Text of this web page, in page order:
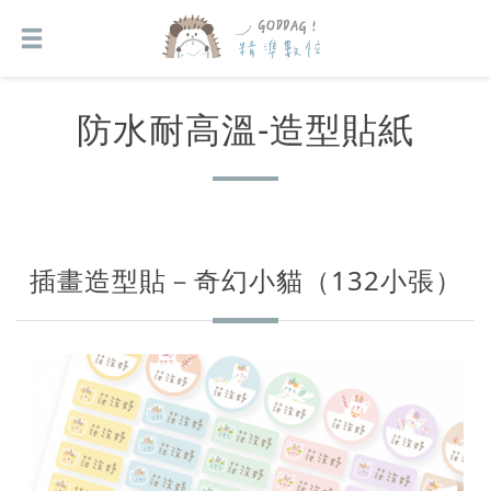
防水耐高溫-造型貼紙
插畫造型貼－奇幻小貓（132小張）